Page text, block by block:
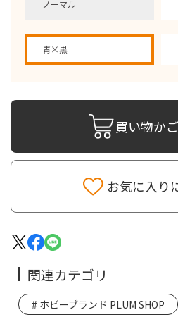
ノーマル
青×黒
買い物か
お気に入り
関連カテゴリ
ホビーブランド PLUM SHOP